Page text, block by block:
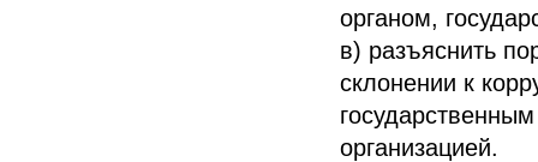
органом,
в) разъяснить
склонении к
организацией.